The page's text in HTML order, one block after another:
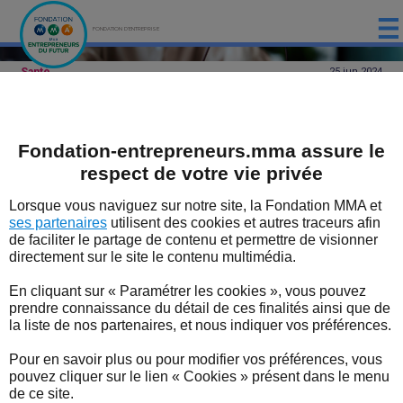
FONDATION D'ENTREPRISE
LES ÉTUDES DE LA FONDATION MMA
LES EXPERTS
LES BONNES NOUVELLES DU TERRITOIRE
L'ACTUALITÉ
Santé 25 jun2024
face à la maladie longue
Selon le baromètre de la Fondation MMA
des Entrepreneurs du Futur et de
Bpifrance Le Lab, 87 % des dirigeants de
TPE/PME et ETI ont choisi de parler de
leurs problèmes de santé au travail.
La10e édition de notre baromètre « Forme et état
d’esprit des dirigeants de TPE, PME et ETI »
réalisée en collaboration avec Bpifrance Le Lab, a
interrogé les dirigeants sur leur rapport à la maladie
longue.
Fondation-entrepreneurs.mma assure le
respect de votre vie privée
Lorsque vous naviguez sur notre site, la Fondation MMA et
ses partenaires utilisent des cookies et autres traceurs afin
de faciliter le partage de contenu et permettre de visionner
directement sur le site le contenu multimédia.
En cliquant sur « Paramétrer les cookies », vous pouvez
prendre connaissance du détail de ces finalités ainsi que de
la liste de nos partenaires, et nous indiquer vos préférences.
Pour en savoir plus ou pour modifier vos préférences, vous
pouvez cliquer sur le lien « Cookies » présent dans le menu
de ce site.